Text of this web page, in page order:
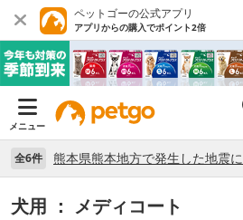
ペットゴーの公式アプリ
アプリからの購入でポイント2倍
メニュー
全6件
犬用 ： メディコート